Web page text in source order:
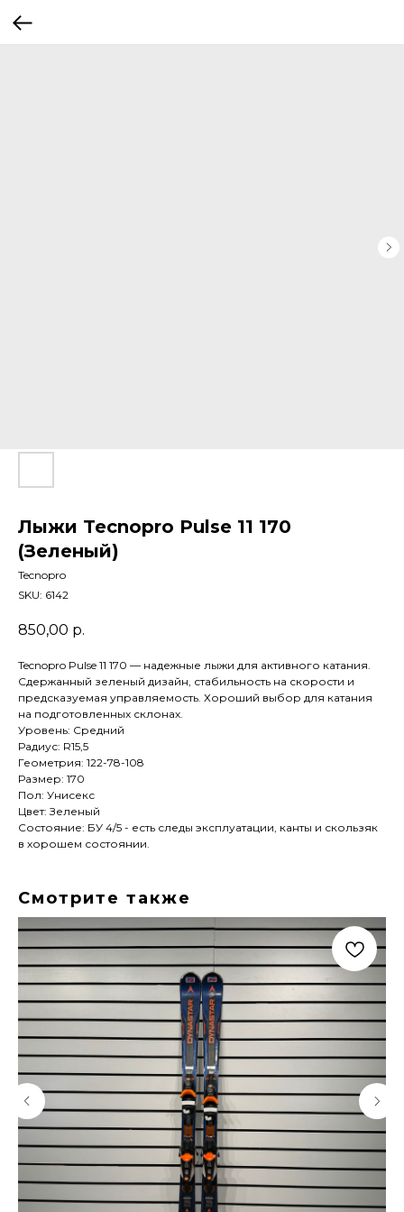
Лыжи Tecnopro Pulse 11 170
(Зеленый)
Tecnopro
SKU: 6142
850,00 р.
Tecnopro Pulse 11 170 — надежные лыжи для активного катания.
Сдержанный зеленый дизайн, стабильность на скорости и
предсказуемая управляемость. Хороший выбор для катания
на подготовленных склонах.
Уровень: Средний
Радиус: R15,5
Геометрия: 122-78-108
Размер: 170
Пол: Унисекс
Цвет: Зеленый
Состояние: БУ 4/5 - есть следы эксплуатации, канты и скользяк
в хорошем состоянии.
Смотрите также